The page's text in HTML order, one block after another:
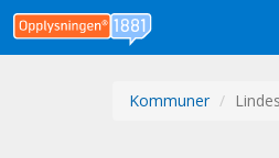
Kommuner